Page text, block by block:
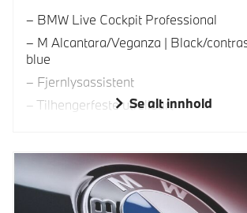
BMW Live Cockpit Professional
M Alcantara/Veganza | Black/
blue
Fjernlysassistent
Tilhengerfeste utfellbart
Se alt innhold